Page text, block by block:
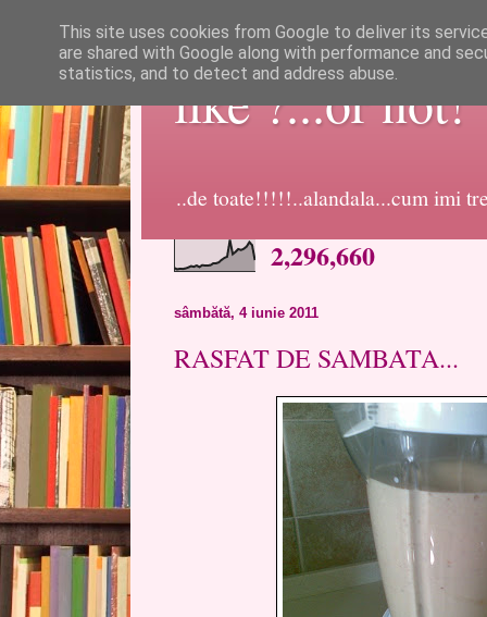
like ?...or not!
..de toate!!!!!..alandala...cum imi
2,296,660
sâmbătă, 4 iunie 2011
RASFAT DE SAMBATA...
This site uses cookies from Google to deliver its
are shared with Google along with performance and
statistics, and to detect and address abuse.